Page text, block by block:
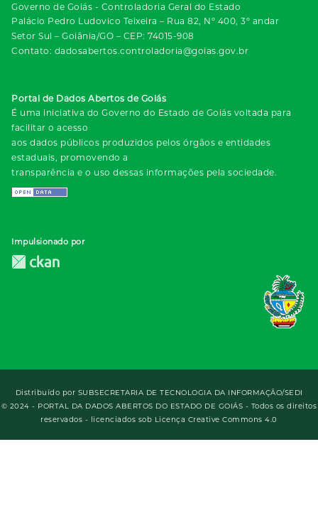
Governo de Goiás - Controladoria Geral do Estado
Palácio Pedro Ludovico Teixeira – Rua 82, Nº 400, 3º andar
Setor Sul – Goiânia/GO – CEP: 74015-908
Contato: dadosabertos.controladoria@goias.gov.br
Portal de Dados Abertos de Goiás
É uma iniciativa do Governo do Estado de Goiás voltada para
facilitar o acesso
aos dados públicos produzidos pelos órgãos e entidades
estaduais, promovendo a
transparência e o uso dessas informações pela sociedade.
Impulsionado por
Distribuído por SUBSECRETARIA DE TECNOLOGIA DA INFORMAÇÃO/SEDI
© 2024 - PORTAL DA DADOS ABERTOS DO ESTADO DE GOIÁS - Todos os direitos
reservados - licenciados sob Licença Creative Commons 4.0